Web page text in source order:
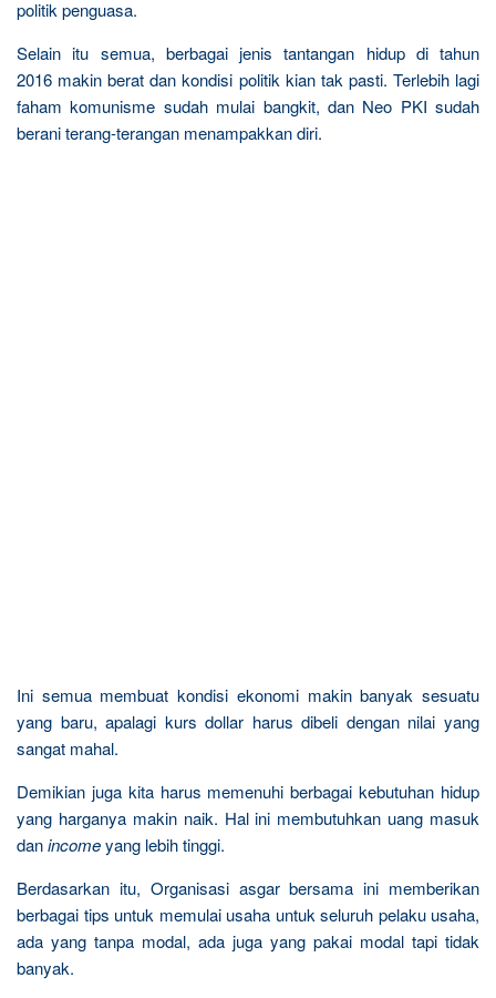
politik penguasa.
Selain itu semua, berbagai jenis tantangan hidup di tahun
2016 makin berat dan kondisi politik kian tak pasti. Terlebih lagi
faham komunisme sudah mulai bangkit, dan Neo PKI sudah
berani terang-terangan menampakkan diri.
Ini semua membuat kondisi ekonomi makin banyak sesuatu
yang baru, apalagi kurs dollar harus dibeli dengan nilai yang
sangat mahal.
Demikian juga kita harus memenuhi berbagai kebutuhan hidup
yang harganya makin naik. Hal ini membutuhkan uang masuk
danincomeyang lebih tinggi.
Berdasarkan itu, Organisasi asgar bersama ini memberikan
berbagai tips untuk memulai usaha untuk seluruh pelaku usaha,
ada yang tanpa modal, ada juga yang pakai modal tapi tidak
banyak.